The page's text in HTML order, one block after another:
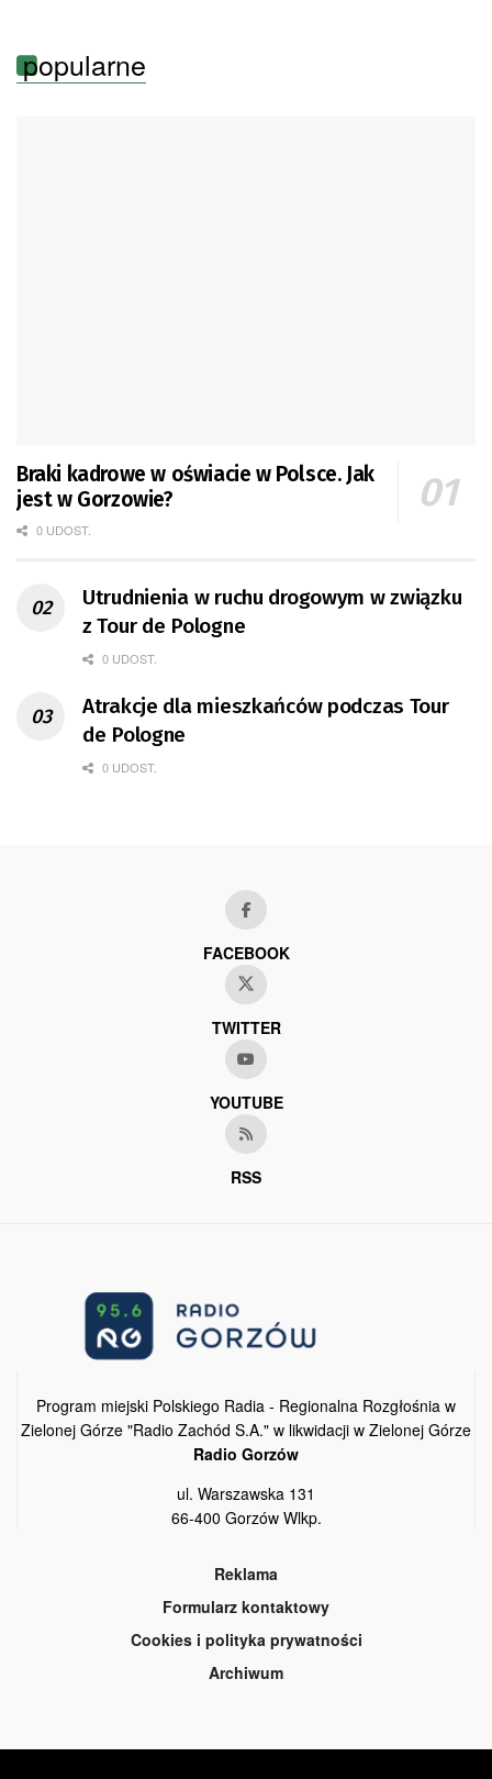
popularne
Braki kadrowe w oświacie w Polsce. Jak
jest w Gorzowie?
0 UDOST.
Utrudnienia w ruchu drogowym w związku
z Tour de Pologne
0 UDOST.
Atrakcje dla mieszkańców podczas Tour
de Pologne
0 UDOST.
FACEBOOK
TWITTER
YOUTUBE
RSS
Program miejski Polskiego Radia - Regionalna Rozgłośnia w
Zielonej Górze "Radio Zachód S.A." w likwidacji w Zielonej Górze
Radio Gorzów
ul. Warszawska 131
66-400 Gorzów Wlkp.
Reklama
Formularz kontaktowy
Cookies i polityka prywatności
Archiwum